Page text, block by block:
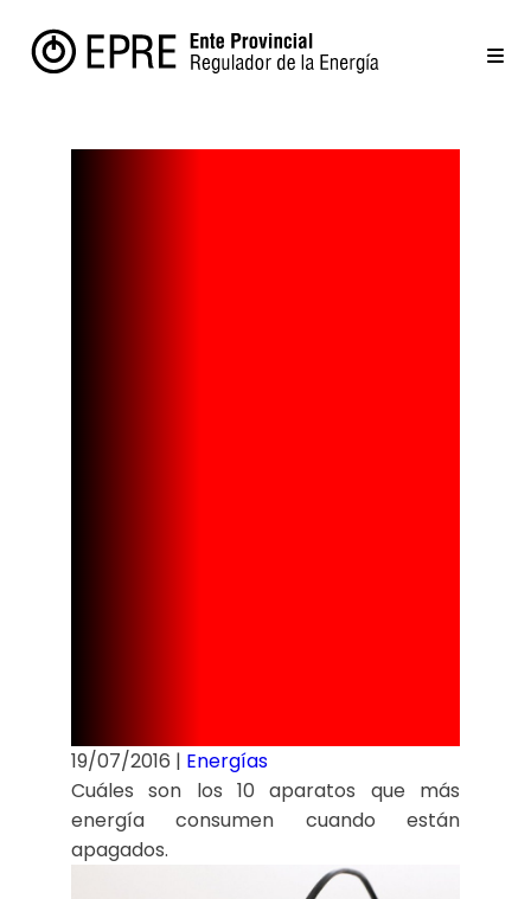
19/07/2016 | Energías
Cuáles son los 10 aparatos que más
energía consumen cuando están
apagados.